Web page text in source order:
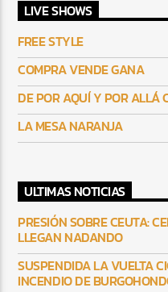
LIVE SHOWS
FREE STYLE
COMPRA VENDE GANA
DE POR AQUÍ Y POR ALLÁ
LA MESA NARANJA
ULTIMAS NOTICIAS
PRESIÓN SOBRE CEUTA:
LLEGAN NADANDO
SUSPENDIDA LA VUELTA
INCENDIO DE